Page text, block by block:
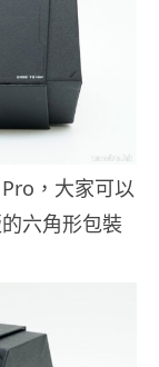
，大家可以
六角形包裝